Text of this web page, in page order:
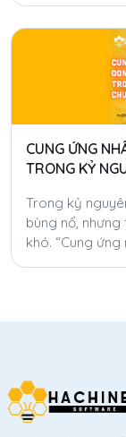
CUNG ỨNG
TRONG KỶ
Trong kỷ
bùng nổ,
khó. “Cung